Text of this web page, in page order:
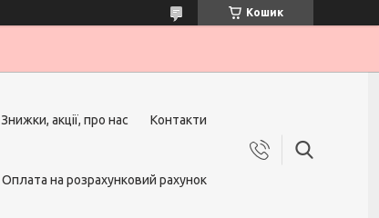
Кошик
Знижки, акції, про нас Контакти
Оплата на розрахунковий рахунок